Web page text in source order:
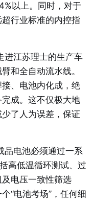
以上。同时，对于
行业标准的内控指
进江苏理士的生产车
和全自动流水线。
、电池内化成，绝
成。这不仅极大地
了人为误差，保证
品电池必须通过一系
高低温循环测试、过
电压一致性筛选
“电池考场”，任何细